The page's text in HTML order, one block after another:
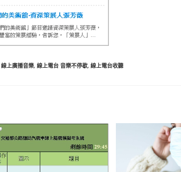
線上廣播音樂, 線上電台 音樂不停歇, 線上電台收聽